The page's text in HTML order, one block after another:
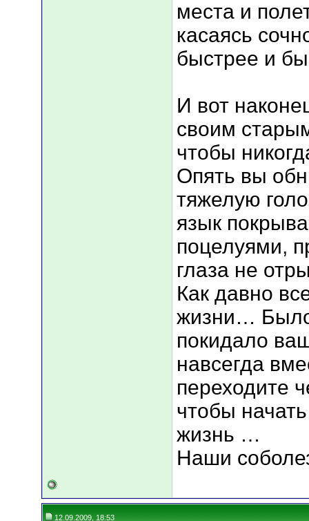
места и
касаясь
быстрее и
И вот
своим
чтобы
Опять вы
тяжелую
язык
поцелуями,
глаза не
Как давно
жизни…
покидало
навсегда
переходите
чтобы
жизнь …
Наши
12.09.2009, 18:53